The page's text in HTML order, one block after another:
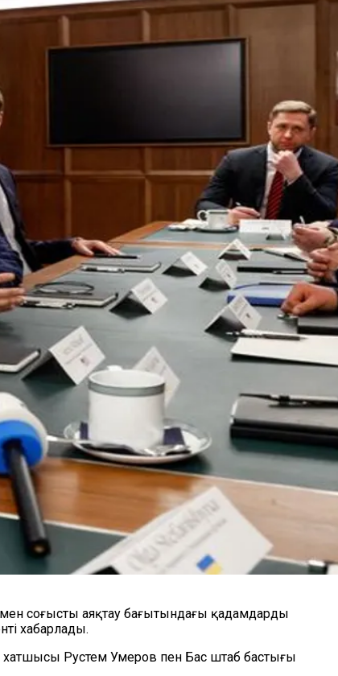
соғысты аяқтау бағытындағы қадамдарды
хабарлады.
хатшысы Рустем Умеров пен Бас штаб бастығы